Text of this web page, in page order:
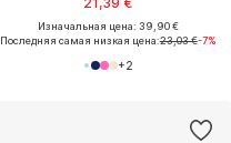
Изначальная цена: 39,90 €
Последняя самая низкая цена:23,03 €-7%
+2